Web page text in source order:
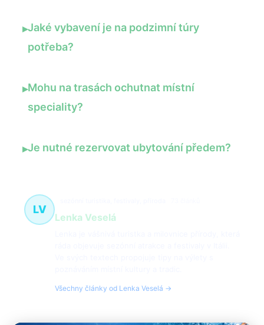
▸Jaké vybavení je na podzimní túry
potřeba?
▸Mohu na trasách ochutnat místní
speciality?
▸Je nutné rezervovat ubytování předem?
LV
Lenka Veselá
Všechny články od Lenka Veselá →